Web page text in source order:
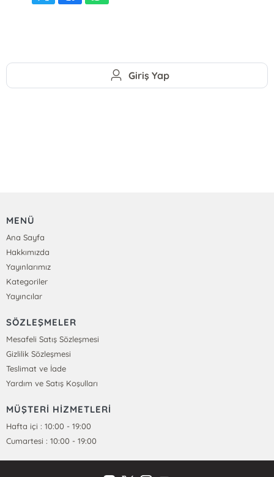
Giriş Yap
MENÜ
Ana Sayfa
Hakkımızda
Yayınlarımız
Kategoriler
Yayıncılar
SÖZLEŞMELER
Mesafeli Satış Sözleşmesi
Gizlilik Sözleşmesi
Teslimat ve İade
Yardım ve Satış Koşulları
MÜŞTERİ HİZMETLERİ
Hafta içi : 10:00 - 19:00
Cumartesi : 10:00 - 19:00